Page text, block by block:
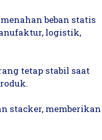
beban statis
logistik,
tetap stabil saat
stacker, memberikan